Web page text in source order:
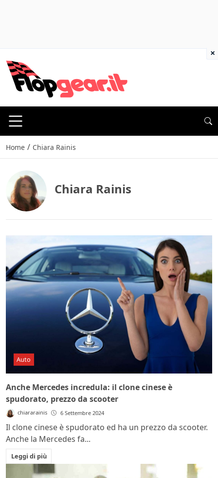
Home / Chiara Rainis
Chiara Rainis
Auto
Anche Mercedes incredula: il clone cinese è
spudorato, prezzo da scooter
chiararainis 6 Settembre 2024
Il clone cinese è spudorato ed ha un prezzo da scooter.
Anche la Mercedes fa...
Leggi di più
×